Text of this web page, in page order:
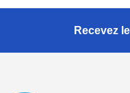
Recevez